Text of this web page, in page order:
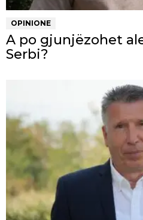
OPINIONE
A po gjunjëzohet
Serbi?